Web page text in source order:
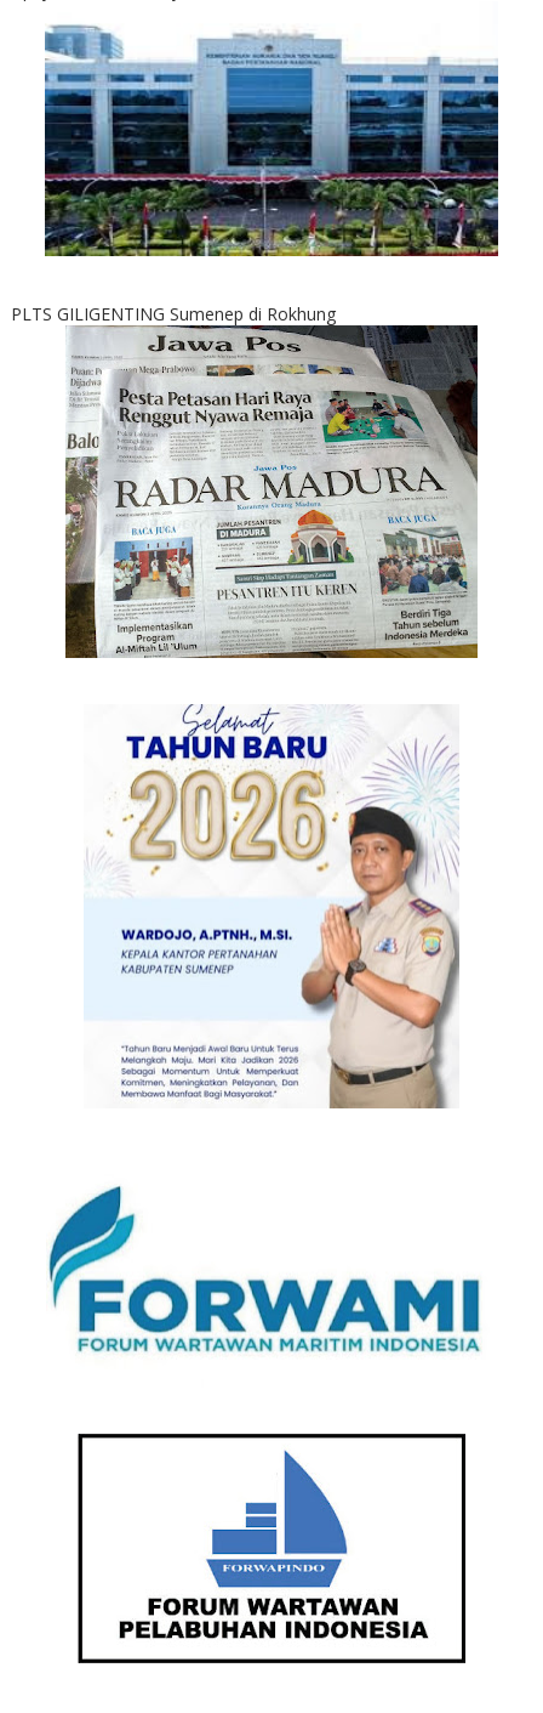
PLTS GILIGENTING Sumenep di Rokhung